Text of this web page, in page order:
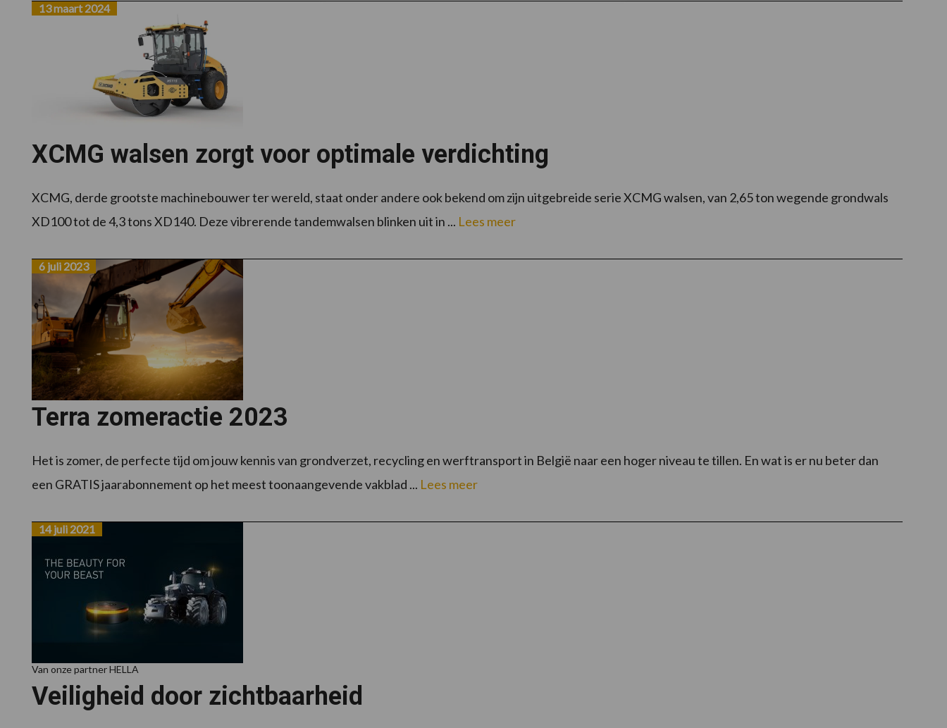
XCMG walsen zorgt voor optimale verdichting
13 maart 2024
XCMG, derde grootste machinebouwer ter wereld, staat onder andere ook bekend om zijn uitgebreide serie XCMG walsen, van 2,65 ton wegende grondwals
XD100 tot de 4,3 tons XD140. Deze vibrerende tandemwalsen blinken uit in ... Lees meer
Terra zomeractie 2023
6 juli 2023
Het is zomer, de perfecte tijd om jouw kennis van grondverzet, recycling en werftransport in België naar een hoger niveau te tillen. En wat is er nu beter dan
een GRATIS jaarabonnement op het meest toonaangevende vakblad ... Lees meer
Van onze partner HELLA
Veiligheid door zichtbaarheid
14 juli 2021